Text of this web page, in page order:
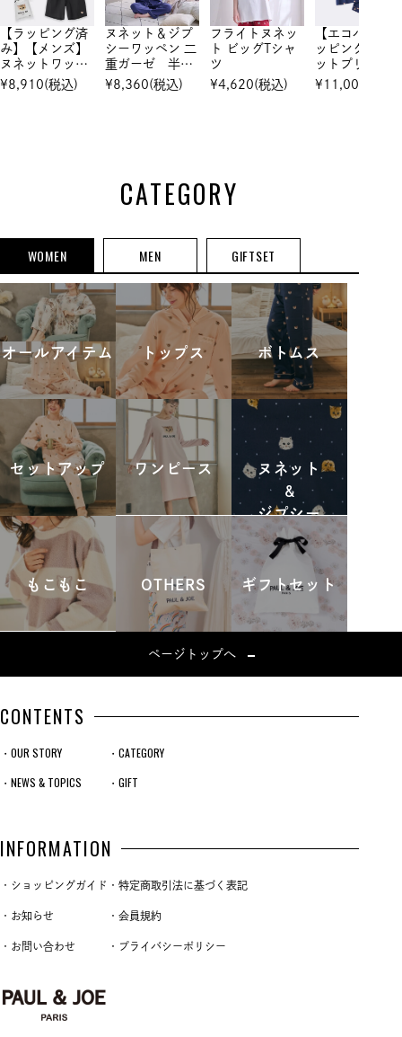
【ラッピング済
み】【メンズ】
ヌネットワッペ
ン トップス＆
ハーフパンツ
¥8,910(税込)
ヌネット＆ジプ
シーワッペン 二
重ガーゼ 半袖
＆長ズボンセッ
トアップ
¥8,360(税込)
フライトヌネッ
ト ビッグTシャ
ツ
¥4,620(税込)
【エコバッグラ
ッピング】ヌネ
ットプリント
綿レーヨンサテ
ン 半袖ショー
¥ 11,000
CATEGORY
WOMEN MEN GIFTSET
オールアイテム トップス ボトムス
セットアップ ワンピース
ヌネット
&
ジプシー
もこもこ OTHERS ギフトセット
ページトップへ
CONTENTS
・OUR STORY
・NEWS & TOPICS
・CATEGORY
・GIFT
INFORMATION
・ショッピングガイド
・お知らせ
・お問い合わせ
・特定商取引法に基づく表記
・会員規約
・プライバシーポリシー